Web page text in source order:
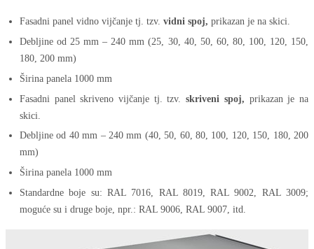
Fasadni panel vidno vijčanje tj. tzv. vidni spoj, prikazan je na skici.
Debljine od 25 mm – 240 mm (25, 30, 40, 50, 60, 80, 100, 120, 150,
180, 200 mm)
Širina panela 1000 mm
Fasadni panel skriveno vijčanje tj. tzv.skriveni spoj, prikazan je na
skici.
Debljine od 40 mm – 240 mm (40, 50, 60, 80, 100, 120, 150, 180, 200
mm)
Širina panela 1000 mm
Standardne boje su: RAL 7016, RAL 8019, RAL 9002, RAL 3009;
moguće su i druge boje, npr.: RAL 9006, RAL 9007, itd.